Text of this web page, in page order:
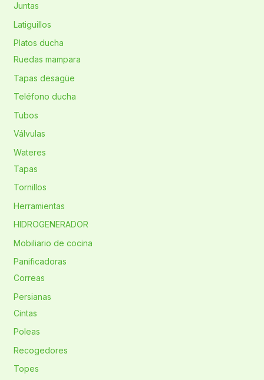
Juntas
Latiguillos
Platos ducha
Ruedas mampara
Tapas desagüe
Teléfono ducha
Tubos
Válvulas
Wateres
Tapas
Tornillos
Herramientas
HIDROGENERADOR
Mobiliario de cocina
Panificadoras
Correas
Persianas
Cintas
Poleas
Recogedores
Topes